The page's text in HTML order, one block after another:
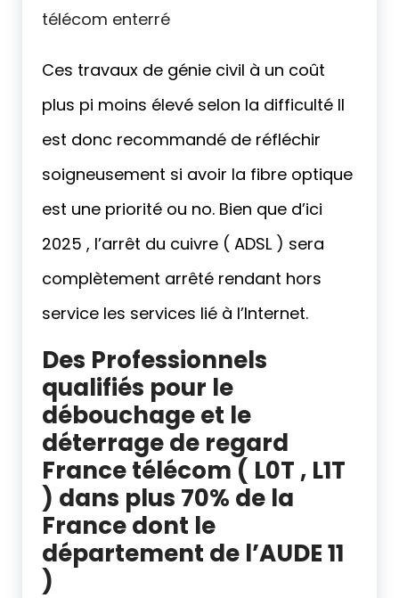
télécom enterré
Ces travaux de génie civil à un coût
plus pi moins élevé selon la difficulté Il
est donc recommandé de réfléchir
soigneusement si avoir la fibre optique
est une priorité ou no. Bien que d’ici
2025 , l’arrêt du cuivre ( ADSL ) sera
complètement arrêté rendant hors
service les services lié à l’Internet.
Des Professionnels
qualifiés pour le
débouchage et le
déterrage de regard
France télécom ( L0T , L1T
) dans plus 70% de la
France dont le
département de l’AUDE 11
)